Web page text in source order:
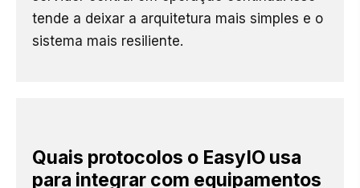
tende a deixar a arquitetura mais simples e o
sistema mais resiliente.
Quais protocolos o EasyIO usa
para integrar com equipamentos